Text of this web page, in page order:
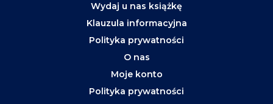
Wydaj u nas książkę
Klauzula informacyjna
Polityka prywatności
O nas
Moje konto
Polityka prywatności